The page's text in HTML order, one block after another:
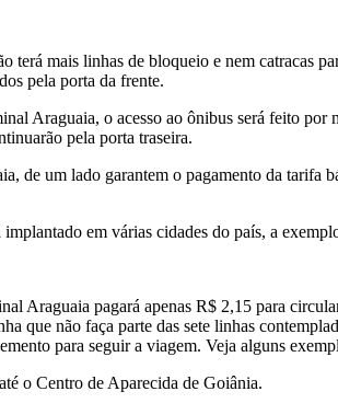
mais linhas de bloqueio e nem catracas
pela porta da frente.
Araguaia, o acesso ao ônibus será feito por
pela porta traseira.
de um lado garantem o pagamento da
em várias cidades do país, a
Araguaia pagará apenas R$ 2,15 para
que não faça parte das sete linhas
para seguir a viagem. Veja alguns
o Centro de Aparecida de Goiânia.